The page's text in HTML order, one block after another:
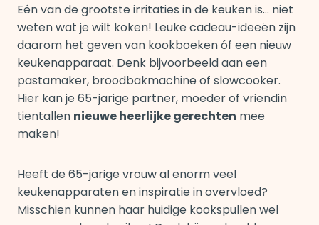
Eén van de grootste irritaties in de keuken is… niet
weten wat je wilt koken! Leuke cadeau-ideeën zijn
daarom het geven van kookboeken óf een nieuw
keukenapparaat. Denk bijvoorbeeld aan een
pastamaker, broodbakmachine of slowcooker.
Hier kan je 65-jarige partner, moeder of vriendin
tientallen nieuwe heerlijke gerechten mee
maken!
Heeft de 65-jarige vrouw al enorm veel
keukenapparaten en inspiratie in overvloed?
Misschien kunnen haar huidige kookspullen wel